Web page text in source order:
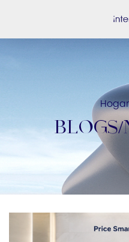
Hogar
Sea nuestro socio
Solución
Recursos
Contáctenos